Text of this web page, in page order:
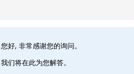
您好, 非常感谢您的询问。
我们将在此为您解答。